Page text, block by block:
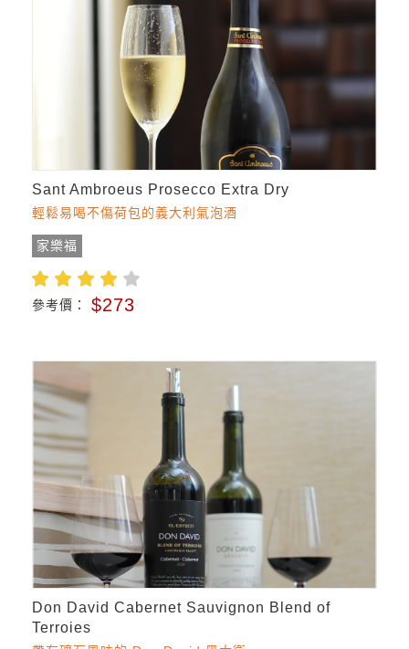
Sant Ambroeus Prosecco Extra Dry
輕鬆易喝不傷荷包的義大利氣泡酒
家樂福
參考價： $273
Don David Cabernet Sauvignon Blend of
Terroies